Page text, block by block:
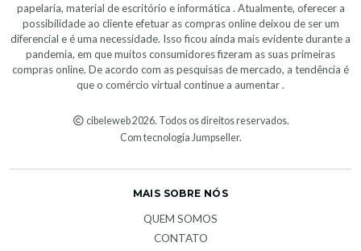
papelaria, material de escritório e informática . Atualmente, oferecer a
possibilidade ao cliente efetuar as compras online deixou de ser um
diferencial e é uma necessidade. Isso ficou ainda mais evidente durante a
pandemia, em que muitos consumidores fizeram as suas primeiras
compras online. De acordo com as pesquisas de mercado, a tendência é
que o comércio virtual continue a aumentar .
cibeleweb 2026. Todos os direitos reservados.
Com tecnologia Jumpseller.
MAIS SOBRE NÓS
QUEM SOMOS
CONTATO